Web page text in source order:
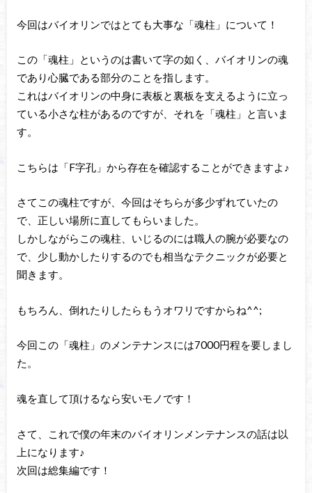
今回はバイオリンではとても大事な「魂柱」について！
この「魂柱」というのは書いて字の如く、バイオリンの魂
であり心臓である部分のことを指します。
これはバイオリンの中身に表板と裏板を支えるように立っ
ている小さな柱があるのですが、それを「魂柱」と言いま
す。
こちらは「F字孔」から存在を確認することができますよ♪
さてこの魂柱ですが、今回はそちらが多少ずれていたの
で、正しい場所に直してもらいました。
しかしながらこの魂柱、いじるのには職人の腕が必要なの
で、少し動かしたりするのでも相当なテクニックが必要と
聞きます。
もちろん、倒れたりしたらもうオワリですからね^^;
今回この「魂柱」のメンテナンスには7000円程を要しまし
た。
魂を直して頂けるなら安いモノです！
さて、これで僕の年末のバイオリンメンテナンスの話は以
上になります♪
次回は総集編です！